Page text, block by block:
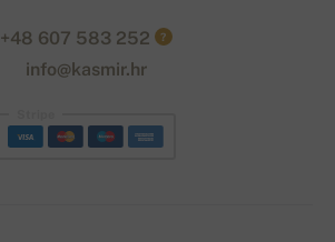
+48 607 583 252 ?
info@kasmir.hr